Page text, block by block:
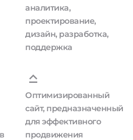
аналитика,
проектирование,
дизайн, разработка,
поддержка
Оптимизированный
сайт, предназначенный
для эффективного
продвижения